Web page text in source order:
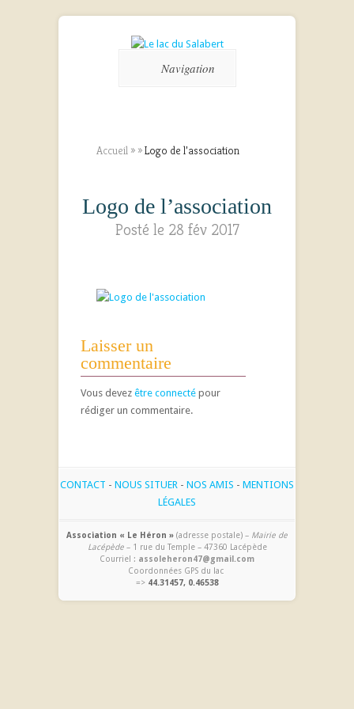
Navigation
Accueil » »Logo de l’association
Logo de l’association
Posté le 28 fév 2017
Laisser un
commentaire
Vous devez être connecté pour
rédiger un commentaire.
CONTACT - NOUS SITUER - NOS AMIS - MENTIONS
LÉGALES
Association « Le Héron » (adresse postale) – Mairie de
Lacépède– 1 rue du Temple – 47360 Lacépède
Courriel : assoleheron47@gmail.com
Coordonnées GPS du lac
=> 44.31457, 0.46538